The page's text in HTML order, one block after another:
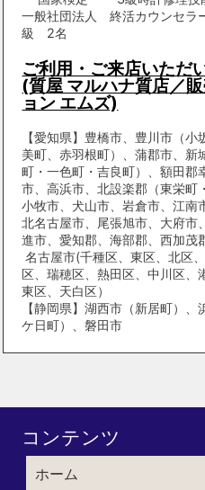
一般社団法人 終活カウンセラ
級 2名
ご利用・ご来店いただ
(質屋 マルハナ質店／
ョン エムズ)
【愛知県】豊橋市、豊川市（
美町、赤羽根町）、蒲郡市、新
町・一色町・吉良町）、額田郡
市、高浜市、北設楽郡（東栄町
小牧市、犬山市、岩倉市、江南
北名古屋市、尾張旭市、大府市
進市、愛知郡、海部郡、西加茂
名古屋市(千種区、東区、北区
区、瑞穂区、熱田区、中川区、
東区、天白区）
【静岡県】湖西市（新居町）
ケ日町）、磐田市
コンテンツ
ホーム